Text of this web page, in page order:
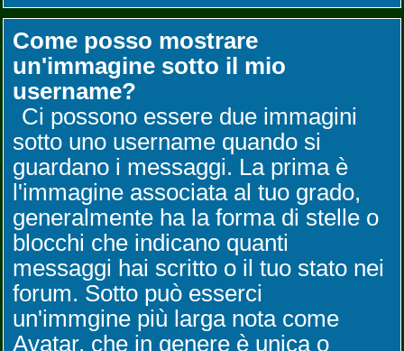
Come posso mostrare
un'immagine sotto il mio
username?
Ci possono essere due immagini
sotto uno username quando si
guardano i messaggi. La prima è
l'immagine associata al tuo grado,
generalmente ha la forma di stelle o
blocchi che indicano quanti
messaggi hai scritto o il tuo stato nei
forum. Sotto può esserci
un'immgine più larga nota come
Avatar, che in genere è unica o